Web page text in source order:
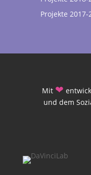
Projekte 2017-
Mit ❤
und dem